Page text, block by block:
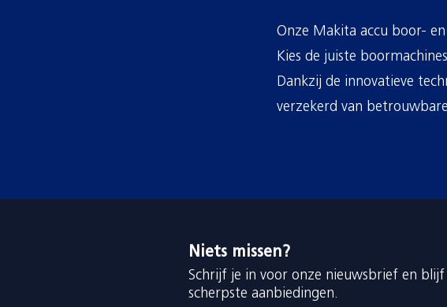
Onze Makita accu boor-
Kies de juiste
Dankzij de innovatieve
verzekerd van
Niets missen?
Schrijf je in voor onze nieuwsbrief en
scherpste aanbiedingen.